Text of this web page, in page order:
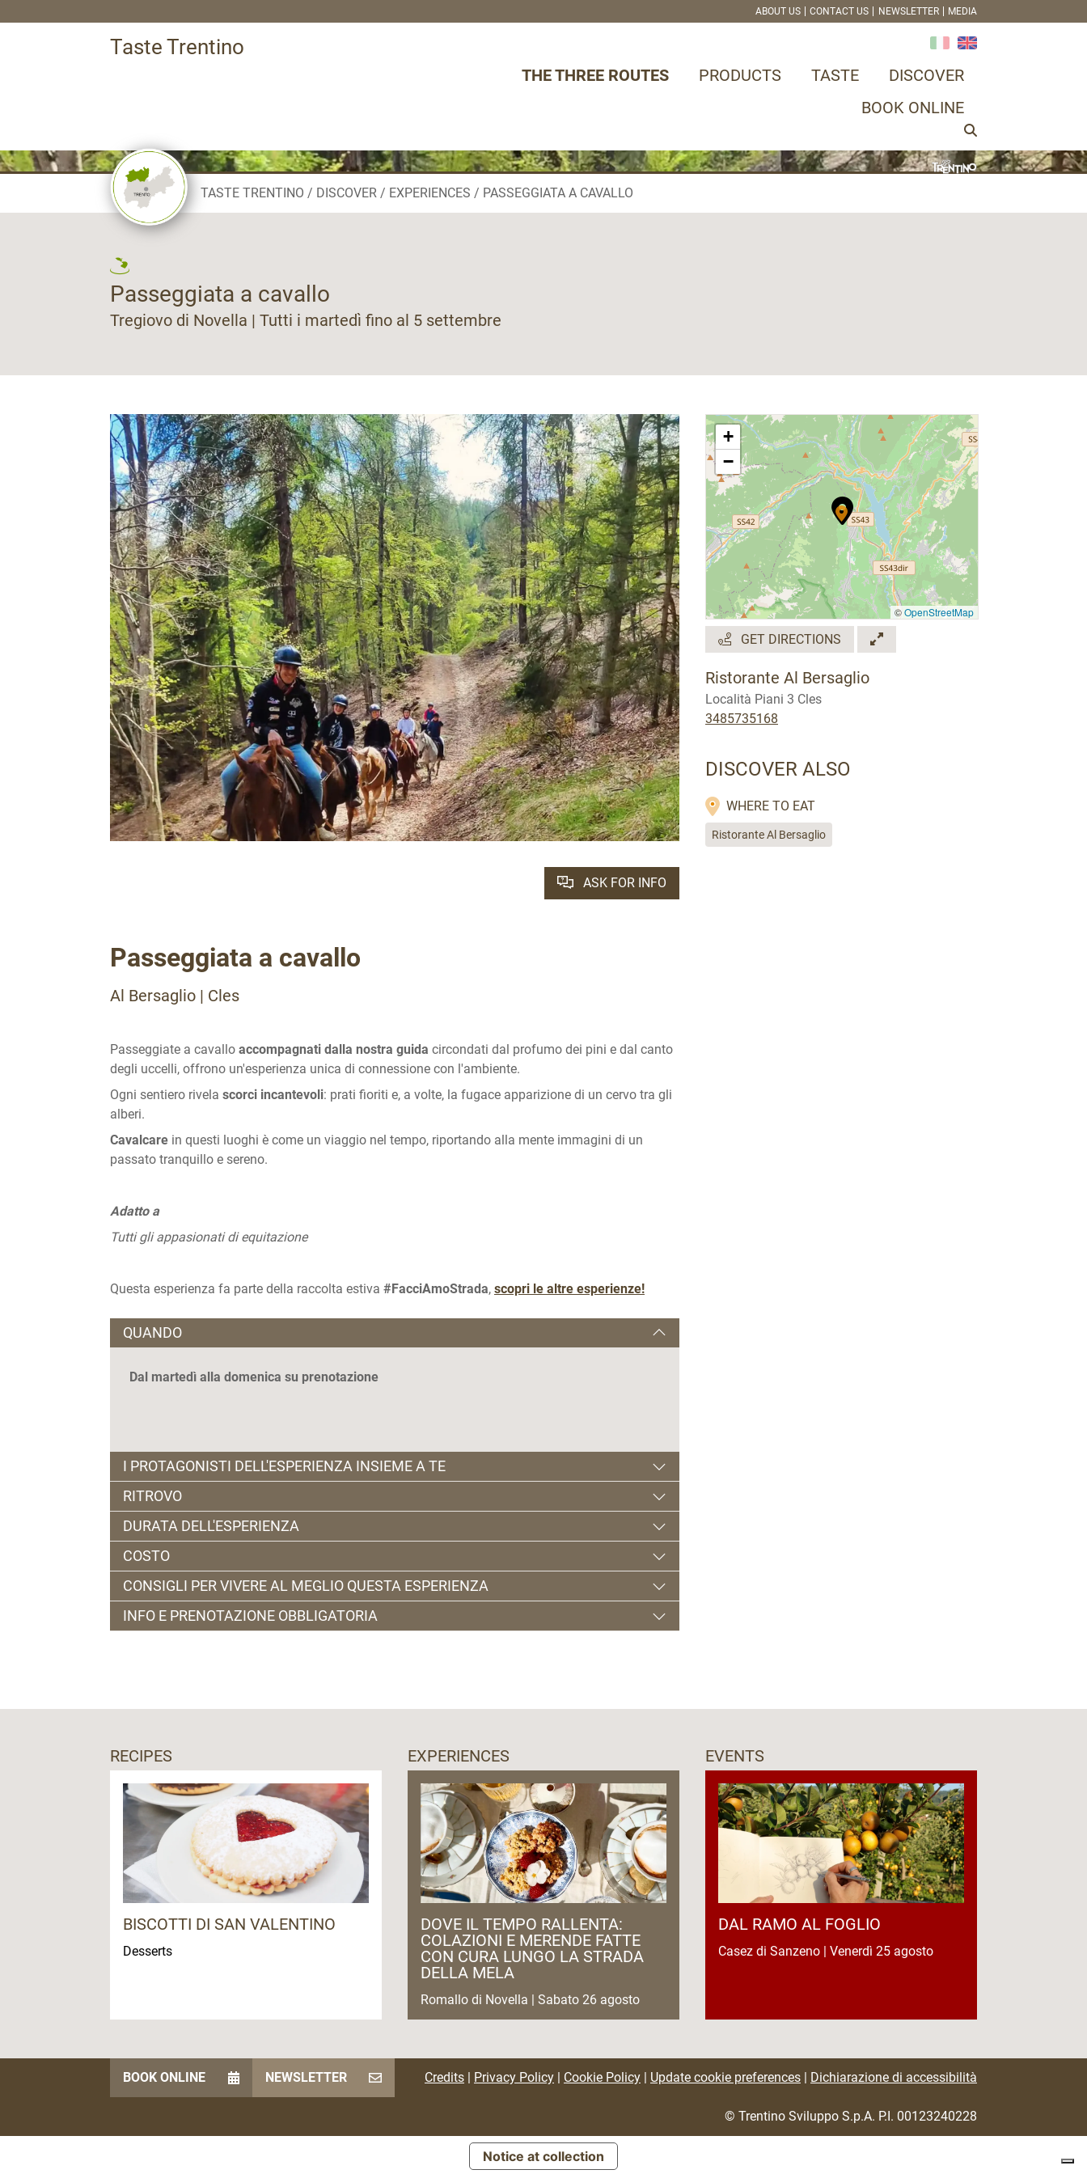
ABOUT US CONTACT US NEWSLETTER MEDIA
Taste Trentino
THE THREE ROUTES PRODUCTS TASTE
DISCOVER
BOOK ONLINE
TASTE TRENTINO DISCOVER EXPERIENCES PASSEGGIATA A CAVALLO
Passeggiata a cavallo
Tregiovo di Novella | Tutti i martedì fino al 5 settembre
ASK FOR INFO
Passeggiata a cavallo
Al Bersaglio | Cles
Passeggiate a cavallo accompagnati dalla nostra guida circondati dal profumo dei pini e dal canto
degli uccelli, offrono un'esperienza unica di connessione con l'ambiente.
Ogni sentiero rivela scorci incantevoli: prati fioriti e, a volte, la fugace apparizione di un cervo tra gli
alberi.
Cavalcare in questi luoghi è come un viaggio nel tempo, riportando alla mente immagini di un
passato tranquillo e sereno.
Adatto a
Tutti gli appasionati di equitazione
Questa esperienza fa parte della raccolta estiva #FacciAmoStrada, scopri le altre esperienze!
QUANDO
Dal martedì alla domenica su prenotazione
I PROTAGONISTI DELL'ESPERIENZA INSIEME A TE
Verrai accompagnato nell’esperienza da Eleonora o da altre guide esperte
RITROVO
Ristorante Al Bersaglio | Località Piani 3 Cles
DURATA DELL'ESPERIENZA
1 o 2 ore
COSTO
35 € un’ora | 60 € due ore
CONSIGLI PER VIVERE AL MEGLIO QUESTA ESPERIENZA
abbigliamento comodo
INFO E PRENOTAZIONE OBBLIGATORIA
+
−
©OpenStreetMap
GET DIRECTIONS
Ristorante Al Bersaglio
Località Piani 3 Cles
3485735168
DISCOVER ALSO
WHERE TO EAT
Ristorante Al Bersaglio
RECIPES
BISCOTTI DI SAN VALENTINO
Desserts
EXPERIENCES
DOVE IL TEMPO RALLENTA:
COLAZIONI E MERENDE FATTE
CON CURA LUNGO LA STRADA
DELLA MELA
Romallo di Novella | Sabato 26 agosto
EVENTS
DAL RAMO AL FOGLIO
Casez di Sanzeno | Venerdì 25 agosto
BOOK ONLINE NEWSLETTER Credits Privacy Policy Cookie Policy Update cookie preferences Dichiarazione di accessibilità
© Trentino Sviluppo S.p.A. P.I. 00123240228
Notice at collection